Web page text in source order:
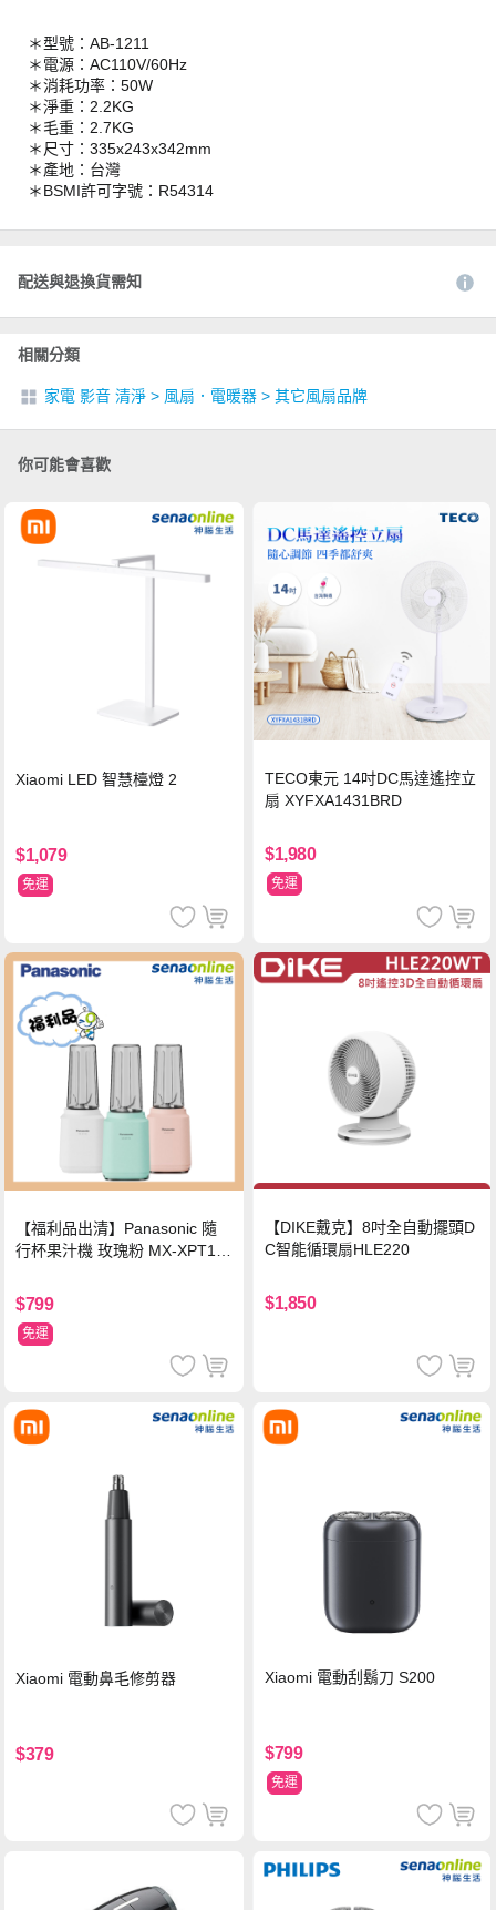
＊型號：AB-1211
＊電源：AC110V/60Hz
＊消耗功率：50W
＊淨重：2.2KG
＊毛重：2.7KG
＊尺寸：335x243x342mm
＊產地：台灣
＊BSMI許可字號：R54314
配送與退換貨需知
相關分類
家電 影音 清淨 > 風扇．電暖器 > 其它風扇品牌
你可能會喜歡
Xiaomi LED 智慧檯燈 2
$1,079
免運
TECO東元 14吋DC馬達遙控立
扇 XYFXA1431BRD
$1,980
免運
【福利品出清】Panasonic 隨
行杯果汁機 玫瑰粉 MX-XPT10
$799
免運
【DIKE戴克】8吋全自動擺頭D
C智能循環扇HLE220
$1,850
Xiaomi 電動鼻毛修剪器
$379
Xiaomi 電動刮鬍刀 S200
$799
免運